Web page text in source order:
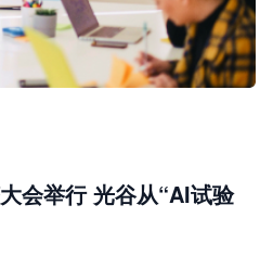
会举行 光谷从“AI试验